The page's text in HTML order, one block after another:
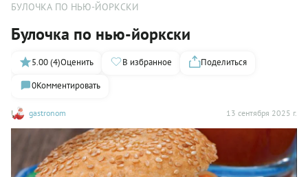
БУЛОЧКА ПО НЬЮ-ЙОРКСКИ
Булочка по нью-йоркски
gastronom 13 сентября 2025 г.
5.00 (4)Оценить В избранное
Поделиться
0Комментировать